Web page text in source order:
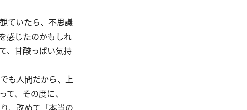
ていたら、不思議
感じたのかもしれ
、甘酸っぱい気持
も人間だから、上
、その度に、